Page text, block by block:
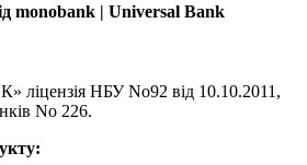
monobank | Universal Bank
НБУ No92 від 10.10.2011,
No 226.